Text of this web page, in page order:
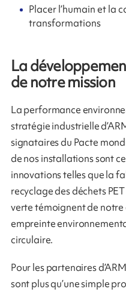
Placer l’humain et la
transformations
La
de notre mission
La performance
stratégie industrielle
signataires du Pacte
de nos installations sont
innovations telles que la
recyclage des déchets
verte témoignent de
empreinte
circulaire.
Pour les partenaires
sont plus qu’une simple